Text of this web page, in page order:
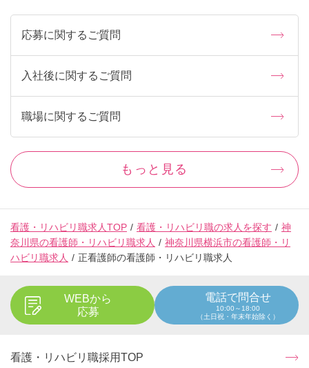
応募に関するご質問
入社後に関するご質問
職場に関するご質問
もっと見る
看護・リハビリ職求人TOP 看護・リハビリ職の求人を探す
神
奈川県の看護師・リハビリ職求人
神奈川県横浜市の看護師・リ
ハビリ職求人
正看護師の看護師・リハビリ職求人
WEBから
応募
電話で問合せ
10:00～18:00
（土日祝・年末年始除く）
看護・リハビリ職採用TOP